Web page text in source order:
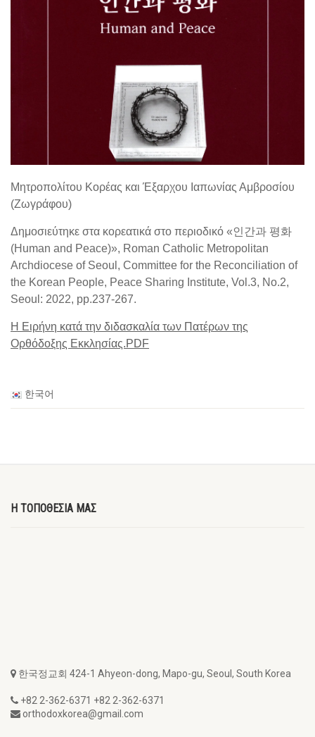
Μητροπολίτου Κορέας και Έξαρχου Ιαπωνίας Αμβροσίου
(Ζωγράφου)
Δημοσιεύτηκε στα κορεατικά στο περιοδικό «인간과 평화
(Human and Peace)», Roman Catholic Metropolitan
Archdiocese of Seoul, Committee for the Reconciliation of
the Korean People, Peace Sharing Institute, Vol.3, No.2,
Seoul: 2022, pp.237-267.
Η Ειρήνη κατά την διδασκαλία των Πατέρων της
Ορθόδοξης Εκκλησίας.PDF
한국어
Η ΤΟΠΟΘΕΣΙΑ ΜΑΣ
한국정교회 424-1 Ahyeon-dong, Mapo-gu, Seoul, South Korea
+82 2-362-6371 +82 2-362-6371
orthodoxkorea@gmail.com